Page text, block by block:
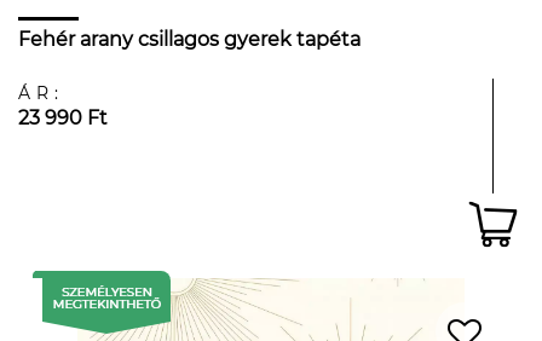
Fehér arany csillagos gyerek tapéta
ÁR:
23 990 Ft